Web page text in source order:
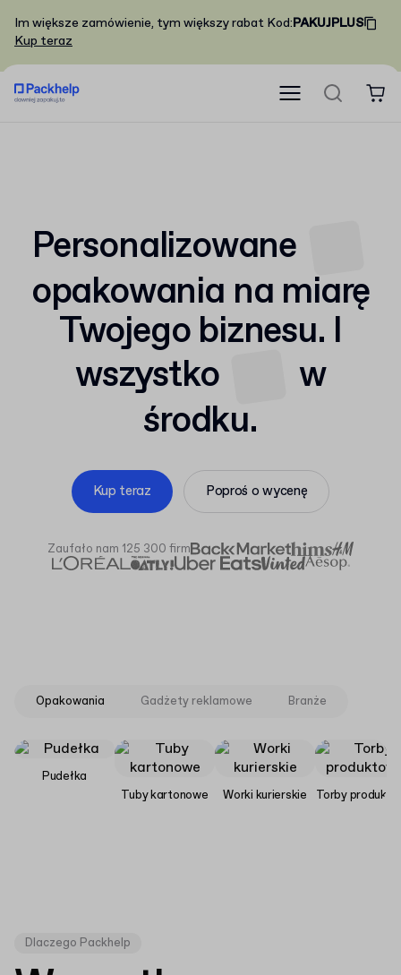
Im większe zamówienie, tym większy rabat Kod:PAKUJPLUS
Kup teraz
Personalizowane
opakowania na miarę
Twojego biznesu. I
wszystko
w
środku.
Kup teraz Poproś o wycenę
Zaufało nam 125 300 firm
Opakowania Gadżety reklamowe Branże
Pudełka
Tuby kartonowe
Worki kurierskie Torby
Dlaczego Packhelp